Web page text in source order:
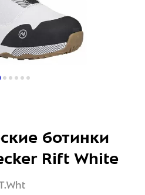
ботинки
Rift White